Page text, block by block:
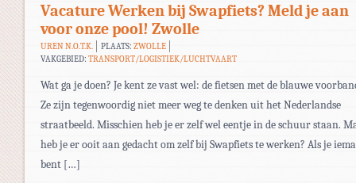
Vacature Werken bij Swapfiets? Meld je aan
voor onze pool! Zwolle
UREN N.O.T.K. PLAATS: ZWOLLE
VAKGEBIED: TRANSPORT/LOGISTIEK/LUCHTVAART
Wat ga je doen? Je kent ze vast wel: de fietsen met de blauwe
Ze zijn tegenwoordig niet meer weg te denken uit het Nederlandse
straatbeeld. Misschien heb je er zelf wel eentje in de schuur staan.
heb je er ooit aan gedacht om zelf bij Swapfiets te werken? Als je
bent […]